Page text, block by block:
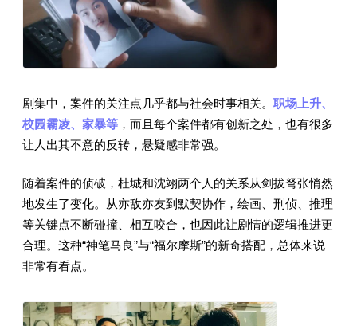
剧集中，案件的关注点几乎都与社会时事相关。 职场上升、
校园霸凌、家暴等 ，而且每个案件都有创新之处，也有很多
让人出其不意的反转，悬疑感非常强。
随着案件的侦破，杜城和沈翊两个人的关系从剑拔弩张悄然
地发生了变化。从亦敌亦友到默契协作，绘画、刑侦、推理
等关键点不断碰撞、相互咬合，也因此让剧情的逻辑推进更
合理。这种“神笔马良”与“福尔摩斯”的新奇搭配，总体来说
非常有看点。